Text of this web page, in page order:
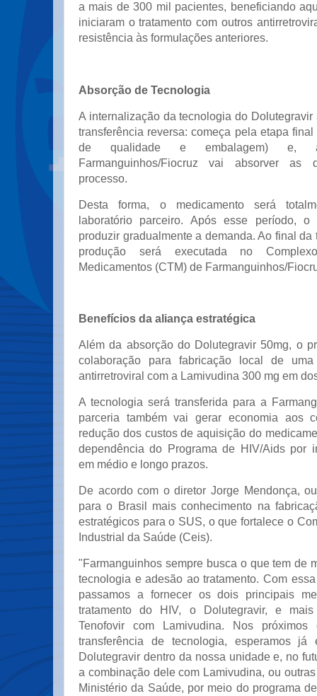
a mais de 300 mil pacientes, beneficiando
iniciaram o tratamento com outros
resistência às formulações anteriores.
Absorção de Tecnologia
A internalização da tecnologia do
transferência reversa: começa pela etapa
de qualidade e embalagem) e,
Farmanguinhos/Fiocruz vai absorver as
processo.
Desta forma, o medicamento será
laboratório parceiro. Após esse período,
produzir gradualmente a demanda. Ao final da
produção será executada no
Medicamentos (CTM) de Farmanguinhos/
Benefícios da aliança estratégica
Além da absorção do Dolutegravir 50mg, o
colaboração para fabricação local de uma
antirretroviral com a Lamivudina 300 mg em
A tecnologia será transferida para a
parceria também vai gerar economia aos
redução dos custos de aquisição do
dependência do Programa de HIV/Aids por
em médio e longo prazos.
De acordo com o diretor Jorge Mendonça,
para o Brasil mais conhecimento na
estratégicos para o SUS, o que fortalece o
Industrial da Saúde (Ceis).
"Farmanguinhos sempre busca o que tem de
tecnologia e adesão ao tratamento. Com
passamos a fornecer os dois principais
tratamento do HIV, o Dolutegravir, e
Tenofovir com Lamivudina. Nos
transferência de tecnologia, esperamos já
Dolutegravir dentro da nossa unidade e, no
a combinação dele com Lamivudina, ou
Ministério da Saúde, por meio do programa